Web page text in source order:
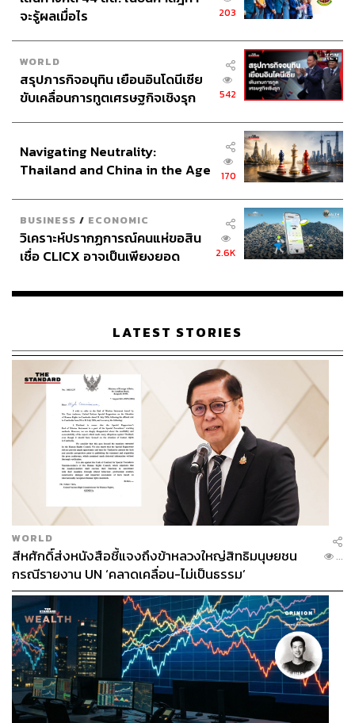
จะรู้ผลเมื่อไร
203
WORLD
สรุปภารกิจอนุทิน เยือนอินโดนีเซีย
ขับเคลื่อนการทูตเศรษฐกิจเชิงรุก
542
Navigating Neutrality:
Thailand and China in the Age
170
BUSINESS / ECONOMIC
วิเคราะห์ปรากฏการณ์คนแห่ขอสิน
เชื่อ CLICX อาจเป็นเพียงยอด
เรือนไทยที่ถูกซุกไว้
2.6K
LATEST STORIES
WORLD
สีหศักดิ์ส่งหนังสือชี้แจงถึงข้าหลวงใหญ่สิทธิมนุษยชน
กรณีรายงาน UN ‘คลาดเคลื่อน-ไม่เป็นธรรม’
...